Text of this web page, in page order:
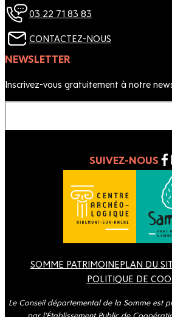
03 22 71 83 83
CONTACTEZ-NOUS
NEWSLETTER
Inscrivez-vous gratuitement à notre
SUIVEZ-NOUS
SOMME PATRIMOINEPLAN DU
POLITIQUE DE
Le Conseil départemental de la Somme est
par l’Établissement Public de